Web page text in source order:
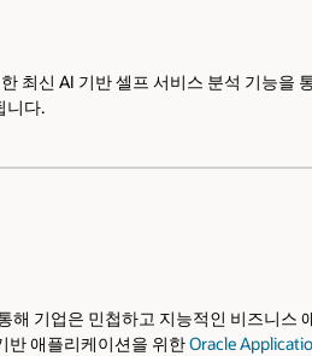
최신 AI 기반 셀프 서비스 분석 기능을
니다.
기업은 민첩하고 지능적인 비즈니스
반 애플리케이션을 위한Oracle